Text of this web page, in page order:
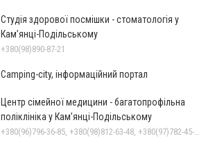
Студія здорової посмішки - стоматологія у
Кам’янці-Подільському
+380(98)890-87-21
Camping-city, інформаційний портал
Центр сімейної медицини - багатопрофільна
поліклініка у Кам’янці-Подільському
+380(96)796-36-85, +380(98)812-63-48, +380(97)782-45-70